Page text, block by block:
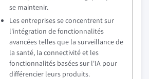
se maintenir.
Les entreprises se concentrent sur
l'intégration de fonctionnalités
avancées telles que la surveillance de
la santé, la connectivité et les
fonctionnalités basées sur l'IA pour
différencier leurs produits.